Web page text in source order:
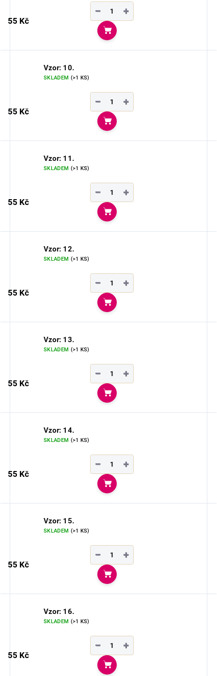
55 Kč
+
−
Do košíku
Vzor: 10.
SKLADEM (>1 KS)
55 Kč
+
−
Do košíku
Vzor: 11.
SKLADEM (>1 KS)
55 Kč
+
−
Do košíku
Vzor: 12.
SKLADEM (>1 KS)
55 Kč
+
−
Do košíku
Vzor: 13.
SKLADEM (>1 KS)
55 Kč
+
−
Do košíku
Vzor: 14.
SKLADEM (>1 KS)
55 Kč
+
−
Do košíku
Vzor: 15.
SKLADEM (>1 KS)
55 Kč
+
−
Do košíku
Vzor: 16.
SKLADEM (>1 KS)
55 Kč
+
−
Do košíku